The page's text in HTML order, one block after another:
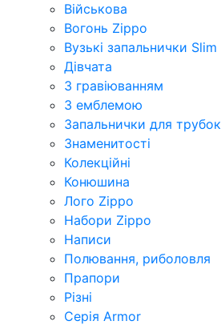
Військова
Вогонь Zippo
Вузькі запальнички Slim
Дівчата
З гравіюванням
З емблемою
Запальнички для трубок
Знаменитості
Колекційні
Конюшина
Лого Zippo
Набори Zippo
Написи
Полювання, риболовля
Прапори
Різні
Серія Armor